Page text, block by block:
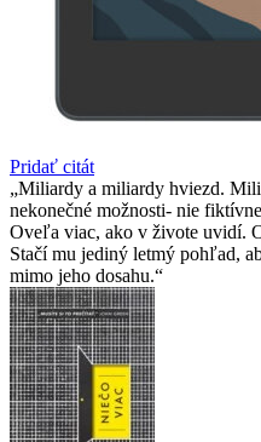
Pridať citát
Miliardy a miliardy hviezd.
nekonečné možnosti- nie
Oveľa viac, ako v živote uvidí.
Stačí mu jediný letmý pohľad,
mimo jeho dosahu.